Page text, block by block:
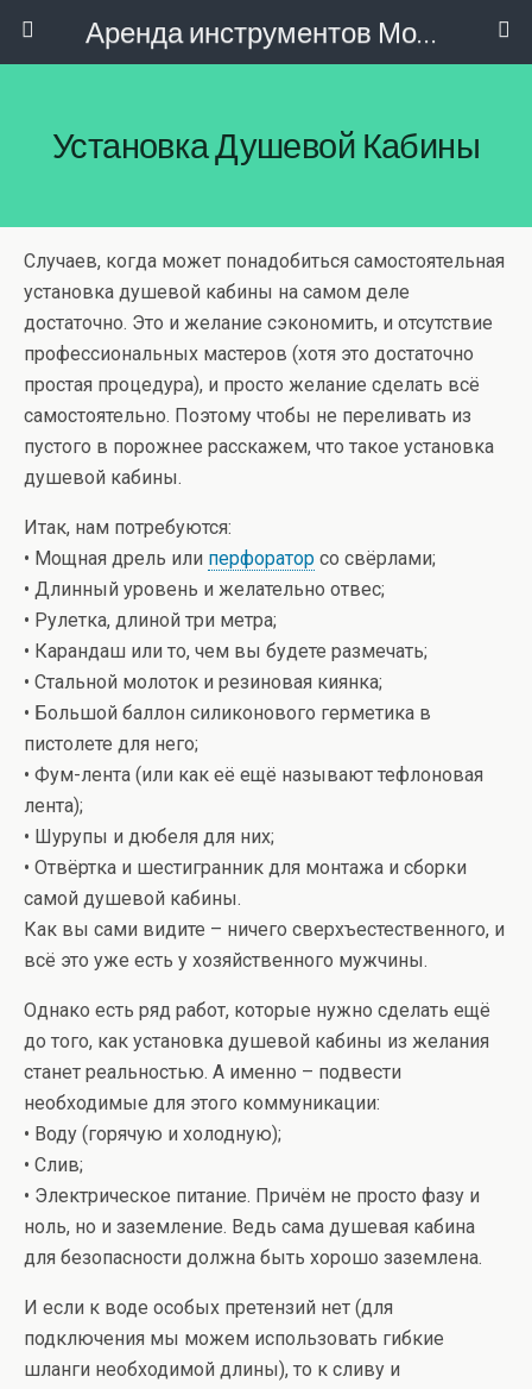
Аренда инструментов Москва
Установка Душевой Кабины
Случаев, когда может понадобиться самостоятельная
установка душевой кабины на самом деле
достаточно. Это и желание сэкономить, и отсутствие
профессиональных мастеров (хотя это достаточно
простая процедура), и просто желание сделать всё
самостоятельно. Поэтому чтобы не переливать из
пустого в порожнее расскажем, что такое установка
душевой кабины.
Итак, нам потребуются:
• Мощная дрель или перфоратор со свёрлами;
• Длинный уровень и желательно отвес;
• Рулетка, длиной три метра;
• Карандаш или то, чем вы будете размечать;
• Стальной молоток и резиновая киянка;
• Большой баллон силиконового герметика в
пистолете для него;
• Фум-лента (или как её ещё называют тефлоновая
лента);
• Шурупы и дюбеля для них;
• Отвёртка и шестигранник для монтажа и сборки
самой душевой кабины.
Как вы сами видите – ничего сверхъестественного, и
всё это уже есть у хозяйственного мужчины.
Однако есть ряд работ, которые нужно сделать ещё
до того, как установка душевой кабины из желания
станет реальностью. А именно – подвести
необходимые для этого коммуникации:
• Воду (горячую и холодную);
• Слив;
• Электрическое питание. Причём не просто фазу и
ноль, но и заземление. Ведь сама душевая кабина
для безопасности должна быть хорошо заземлена.
И если к воде особых претензий нет (для
подключения мы можем использовать гибкие
шланги необходимой длины), то к сливу и